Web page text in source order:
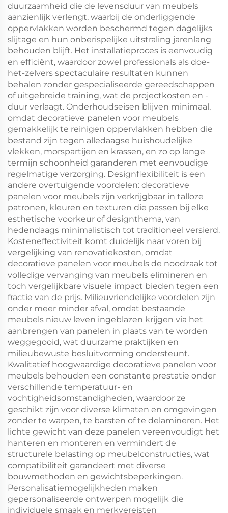
duurzaamheid die de levensduur van meubels
aanzienlijk verlengt, waarbij de onderliggende
oppervlakken worden beschermd tegen dagelijks
slijtage en hun onberispelijke uitstraling jarenlang
behouden blijft. Het installatieproces is eenvoudig
en efficiënt, waardoor zowel professionals als doe-
het-zelvers spectaculaire resultaten kunnen
behalen zonder gespecialiseerde gereedschappen
of uitgebreide training, wat de projectkosten en -
duur verlaagt. Onderhoudseisen blijven minimaal,
omdat decoratieve panelen voor meubels
gemakkelijk te reinigen oppervlakken hebben die
bestand zijn tegen alledaagse huishoudelijke
vlekken, morspartijen en krassen, en zo op lange
termijn schoonheid garanderen met eenvoudige
regelmatige verzorging. Designflexibiliteit is een
andere overtuigende voordelen: decoratieve
panelen voor meubels zijn verkrijgbaar in talloze
patronen, kleuren en texturen die passen bij elke
esthetische voorkeur of designthema, van
hedendaags minimalistisch tot traditioneel versierd.
Kosteneffectiviteit komt duidelijk naar voren bij
vergelijking van renovatiekosten, omdat
decoratieve panelen voor meubels de noodzaak tot
volledige vervanging van meubels elimineren en
toch vergelijkbare visuele impact bieden tegen een
fractie van de prijs. Milieuvriendelijke voordelen zijn
onder meer minder afval, omdat bestaande
meubels nieuw leven ingeblazen krijgen via het
aanbrengen van panelen in plaats van te worden
weggegooid, wat duurzame praktijken en
milieubewuste besluitvorming ondersteunt.
Kwalitatief hoogwaardige decoratieve panelen voor
meubels behouden een constante prestatie onder
verschillende temperatuur- en
vochtigheidsomstandigheden, waardoor ze
geschikt zijn voor diverse klimaten en omgevingen
zonder te warpen, te barsten of te delamineren. Het
lichte gewicht van deze panelen vereenvoudigt het
hanteren en monteren en vermindert de
structurele belasting op meubelconstructies, wat
compatibiliteit garandeert met diverse
bouwmethoden en gewichtsbeperkingen.
Personalisatiemogelijkheden maken
gepersonaliseerde ontwerpen mogelijk die
individuele smaak en merkvereisten